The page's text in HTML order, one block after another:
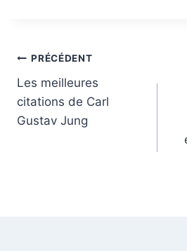
Navigation
de
l’article
PRÉCÉDENT
Les meilleures
citations de Carl
Gustav Jung